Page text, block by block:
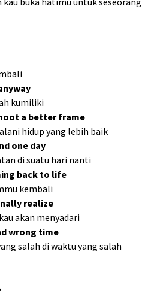
kumiliki
a better frame
hidup yang lebih baik
one day
di suatu hari nanti
back to life
kembali
realize
akan menyadari
wrong time
salah di waktu yang salah